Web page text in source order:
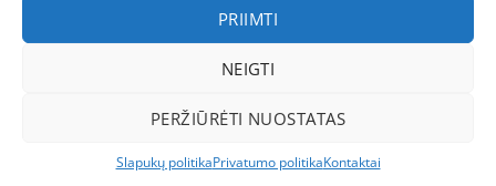
PRIIMTI
NEIGTI
PERŽIŪRĖTI NUOSTATAS
Slapukų politikaPrivatumo politikaKontaktai
orams. Jie yra pagaminti iš medžiagų, kurios
leidžia odai kvėpuoti ir užtikrina sausumą.
Vasariniai Kombinezonai
Reima vasariniai kombinezonai yra lengvi,
yra pagaminti iš medžiagų, kurios neleidžia UV